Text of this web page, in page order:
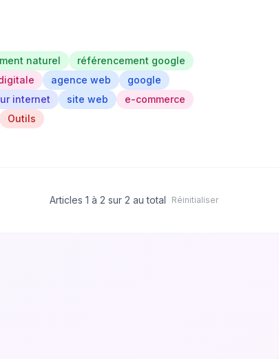
naturel
référencement google
agence web
google
internet site web
e-commerce
Outils
Articles 1 à 2 sur 2 au total Réinitialiser